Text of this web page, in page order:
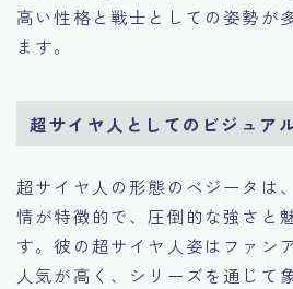
高い性格と戦士としての姿勢が
ます。
超サイヤ人としてのビジュア
超サイヤ人の形態のベジータは
情が特徴的で、圧倒的な強さと
す。彼の超サイヤ人姿はファン
人気が高く、シリーズを通じて